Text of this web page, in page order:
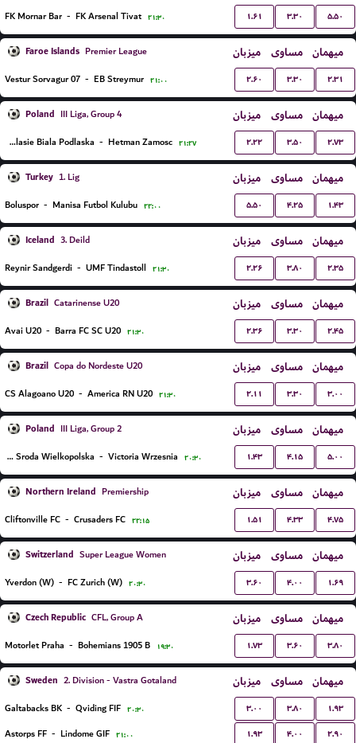
FK Mornar Bar - FK Arsenal Tivat ۲۱:۳۰ ۱.۶۱ ۳.۳۰ ۵.۵۰
Faroe Islands Premier League میزبان مساوی میهمان
07 Vestur Sorvagur - EB Streymur ۲۱:۰۰ ۲.۶۰ ۳.۳۰ ۲.۳۱
Poland III Liga, Group 4 میزبان مساوی میهمان
MKS Podlasie Biala Podlaska - Hetman Zamosc ۲۱:۲۷ ۲.۲۲ ۳.۵۰ ۲.۷۳
Turkey 1. Lig میزبان مساوی میهمان
Boluspor - Manisa Futbol Kulubu ۲۲:۰۰ ۵.۵۰ ۴.۲۵ ۱.۴۳
Iceland 3. Deild میزبان مساوی میهمان
Reynir Sandgerdi - UMF Tindastoll ۲۱:۳۰ ۲.۲۶ ۳.۸۰ ۲.۳۵
Brazil Catarinense U20 میزبان مساوی میهمان
Avai U20 - Barra FC SC U20 ۲۱:۳۰ ۲.۳۶ ۳.۳۰ ۲.۴۵
Brazil Copa do Nordeste U20 میزبان مساوی میهمان
CS Alagoano U20 - America RN U20 ۲۱:۳۰ ۲.۱۱ ۳.۳۰ ۳.۰۰
Poland III Liga, Group 2 میزبان مساوی میهمان
Polonia Sroda Wielkopolska - Victoria Wrzesnia ۲۰:۳۰ ۱.۴۳ ۴.۱۵ ۵.۰۰
Northern Ireland Premiership میزبان مساوی میهمان
Cliftonville FC - Crusaders FC ۲۲:۱۵ ۱.۵۱ ۴.۳۳ ۴.۷۵
Switzerland Super League Women میزبان مساوی میهمان
Yverdon (W) - FC Zurich (W) ۲۰:۳۰ ۳.۶۰ ۴.۰۰ ۱.۶۹
Czech Republic CFL, Group A میزبان مساوی میهمان
Motorlet Praha - Bohemians 1905 B ۱۹:۳۰ ۱.۷۳ ۳.۶۰ ۳.۸۰
Sweden 2. Division - Vastra Gotaland میزبان مساوی میهمان
Galtabacks BK - Qviding FIF ۲۰:۳۰ ۳.۰۰ ۳.۸۰ ۱.۹۳
Astorps FF - Lindome GIF ۲۱:۰۰ ۱.۹۳ ۴.۰۰ ۲.۹۰